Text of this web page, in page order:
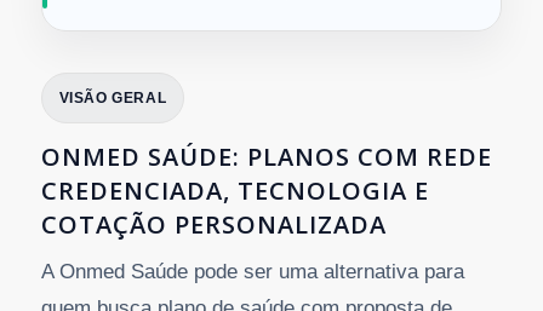
VISÃO GERAL
ONMED SAÚDE: PLANOS COM REDE
CREDENCIADA, TECNOLOGIA E
COTAÇÃO PERSONALIZADA
A Onmed Saúde pode ser uma alternativa para